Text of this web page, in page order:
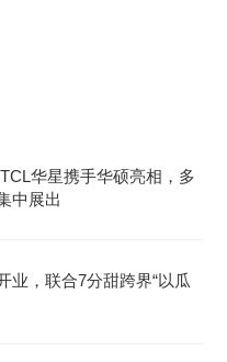
华星携手华硕亮相，多
中展出
业，联合7分甜跨界“以瓜